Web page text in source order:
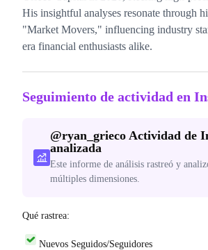
His insightful analyses resonate through
"Market Movers," influencing industry
era financial enthusiasts alike.
Seguimiento de actividad en
@ryan_grieco Actividad de
analizada
Este informe de análisis rastreó y
múltiples dimensiones.
Qué rastrea:
Nuevos Seguidos/Seguidores